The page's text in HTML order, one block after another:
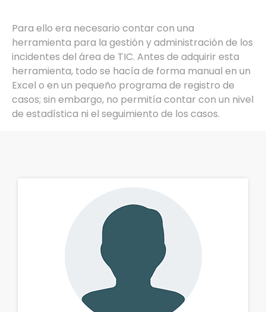
Para ello era necesario contar con una
herramienta para la gestión y administración de los
incidentes del área de TIC. Antes de adquirir esta
herramienta, todo se hacía de forma manual en un
Excel o en un pequeño programa de registro de
casos; sin embargo, no permitía contar con un nivel
de estadística ni el seguimiento de los casos.